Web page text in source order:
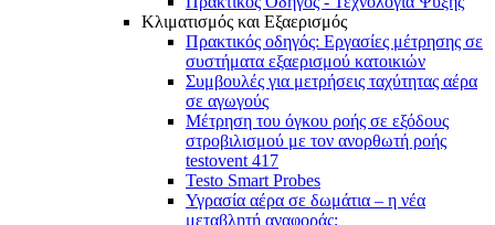
Κλιματισμός και Εξαερισμός
Πρακτικός οδηγός: Εργασίες μέτρησης σε
συστήματα εξαερισμού κατοικιών
Συμβουλές για μετρήσεις ταχύτητας αέρα
σε αγωγούς
Mέτρηση του όγκου ροής σε εξόδους
στροβιλισμού με τον ανορθωτή ροής
testovent 417
Testo Smart Probes
Υγρασία αέρα σε δωμάτια – η νέα
μεταβλητή αναφοράς;